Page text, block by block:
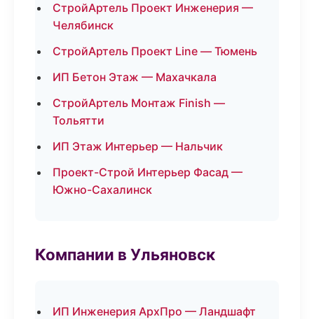
СтройАртель Проект Инженерия —
Челябинск
СтройАртель Проект Line — Тюмень
ИП Бетон Этаж — Махачкала
СтройАртель Монтаж Finish —
Тольятти
ИП Этаж Интерьер — Нальчик
Проект-Строй Интерьер Фасад —
Южно-Сахалинск
Компании в Ульяновск
ИП Инженерия АрхПро — Ландшафт